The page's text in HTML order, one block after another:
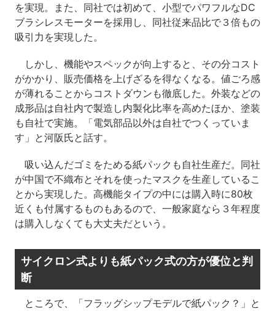
を実現。また、同社では初めて、小型でパワフルなDC
ブラシレスモーターを採用し、同社従来品比で３倍もの
吸引力を実現した。
しかし、機能やスペックが向上すると、その分コスト
がかかり、販売価格を上げざるを得なくなる。値ごろ感
が薄れることからコストダウンも徹底した。外装などの
成形品は自社内で製造し内製化比率を高めたほか、塗装
も自社で実施。「電気部品以外は自社でつくっていま
す」と河阪氏と話す。
吸い込んだゴミをためる紙パックも自社生産だ。同社
が中国で不織布とそれを使ったマスクを生産しているこ
とから実現した。高機能タイプの中には購入時に80枚
近くも付属するものもあるので、一般家庭なら３年程度
は購入しなくても大丈夫だという。
サイクロン式よりも紙パック式の方が優位と判
断
ところで、「フラッグシップモデルで紙パック？」と